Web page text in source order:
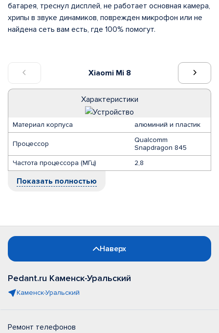
Xiaomi Mi 8
Характеристики
Материал корпуса алюминий и пластик
Процессор
Qualcomm
Snapdragon 845
Частота процессора (МГц)
2,8
Показать полностью
батарея, треснул дисплей, не работает основная камера,
хрипы в звуке динамиков, поврежден микрофон или не
найдена сеть вам есть, где 100% помогут.
Наверх
Pedant.ru Каменск-Уральский
Каменск-Уральский
Ремонт телефонов